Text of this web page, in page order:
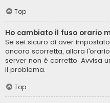
Top
Ho cambiato il fuso orario
Se sei sicuro di aver
ancora scorretta, allora
server non è corretto. Avvisa
il problema.
Top